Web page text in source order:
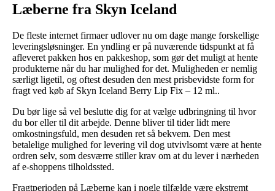
Læberne fra Skyn Iceland
De fleste internet firmaer udlover nu om dage mange forskellige
leveringsløsninger. En yndling er på nuværende tidspunkt at få
afleveret pakken hos en pakkeshop, som gør det muligt at hente
produkterne når du har mulighed for det. Muligheden er nemlig
særligt ligetil, og oftest desuden den mest prisbevidste form for
fragt ved køb af Skyn Iceland Berry Lip Fix – 12 ml..
Du bør lige så vel beslutte dig for at vælge udbringning til hvor
du bor eller til dit arbejde. Denne bliver til tider lidt mere
omkostningsfuld, men desuden ret så bekvem. Den mest
betalelige mulighed for levering vil dog utvivlsomt være at hente
ordren selv, som desværre stiller krav om at du lever i nærheden
af e-shoppens tilholdssted.
Fragtperioden på Læberne kan i nogle tilfælde være ekstremt